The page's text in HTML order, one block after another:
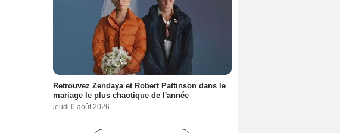
Retrouvez Zendaya et Robert Pattinson dans le
mariage le plus chaotique de l'année
jeudi 6 août 2026